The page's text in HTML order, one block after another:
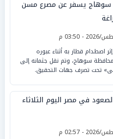
سوهاج يسفر عن مصرع مسن
اصطدام قطار به أثناء عبوره
سوهاج، وتم نقل جثمانه إلى
تحت تصرف جهات التحقيق.
في مصر اليوم الثلاثاء